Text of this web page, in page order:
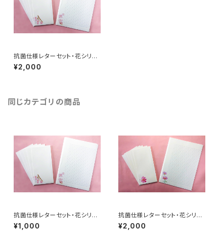
抗菌仕様レターセット・花シリー
ズ「桜」封筒10枚＋レター10枚
入り
¥2,000
同じカテゴリの商品
抗菌仕様レターセット・花シリー
ズ「桜」封筒5枚＋レター5枚入り
¥1,000
抗菌仕様レターセット・花シリー
ズ「秋桜」封筒10枚＋レター10
枚入り
¥2,000